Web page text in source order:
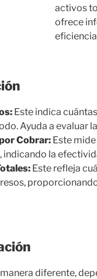
activos
ofrece
Este indica
Ayuda a evaluar
Cobrar: Este
indicando la
Este refleja
diferente,